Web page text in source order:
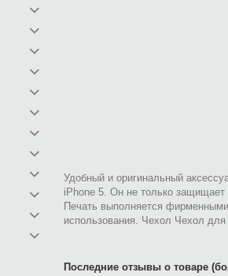
Удобный и оригинальный
iPhone 5. Он не только защищает
Печать выполняется
использования. Чехол Чехол
Последние отзывы о товаре